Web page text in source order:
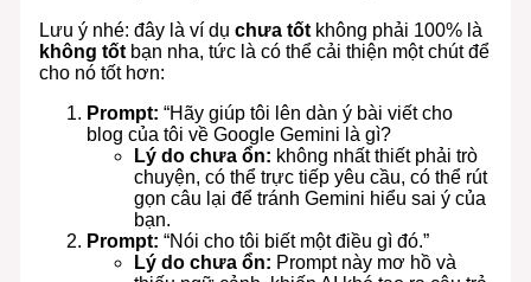
Lưu ý nhé: đây là ví dụ chưa tốt không phải 100% là
không tốt bạn nha, tức là có thể cải thiện một chút để
cho nó tốt hơn:
Prompt: “Hãy giúp tôi lên dàn ý bài viết cho
blog của tôi về Google Gemini là gì?
Lý do chưa ổn: không nhất thiết phải trò
chuyện, có thể trực tiếp yêu cầu, có thể rút
gọn câu lại để tránh Gemini hiểu sai ý của
bạn.
Prompt: “Nói cho tôi biết một điều gì đó.”
Lý do chưa ổn: Prompt này mơ hồ và